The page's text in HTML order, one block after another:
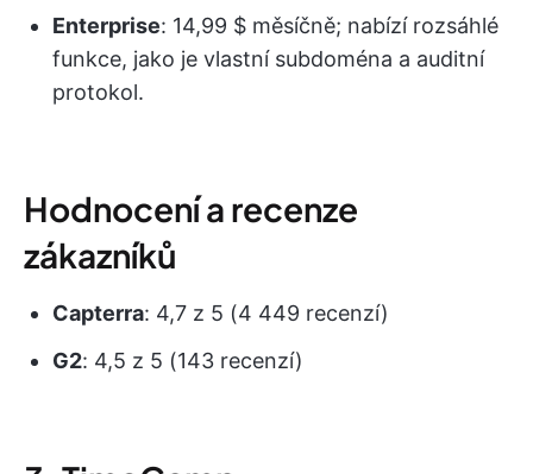
Enterprise: 14,99 $ měsíčně; nabízí rozsáhlé
funkce, jako je vlastní subdoména a auditní
protokol.
Hodnocení a recenze
zákazníků
Capterra: 4,7 z 5 (4 449 recenzí)
G2: 4,5 z 5 (143 recenzí)